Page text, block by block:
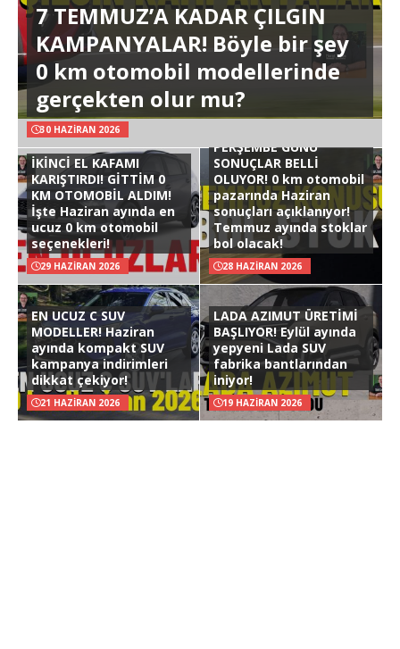
7 TEMMUZ’A KADAR ÇILGIN
KAMPANYALAR! Böyle bir şey
0 km otomobil modellerinde
gerçekten olur mu?
30 HAZIRAN 2026
İKİNCİ EL KAFAMI
KARIŞTIRDI! GİTTİM 0
KM OTOMOBİL ALDIM!
İşte Haziran ayında en
ucuz 0 km otomobil
seçenekleri!
29 HAZIRAN 2026
PERŞEMBE GÜNÜ
SONUÇLAR BELLİ
OLUYOR! 0 km otomobil
pazarında Haziran
sonuçları açıklanıyor!
Temmuz ayında stoklar
bol olacak!
28 HAZIRAN 2026
EN UCUZ C SUV
MODELLER! Haziran
ayında kompakt SUV
kampanya indirimleri
dikkat çekiyor!
21 HAZIRAN 2026
LADA AZIMUT ÜRETİMİ
BAŞLIYOR! Eylül ayında
yepyeni Lada SUV
fabrika bantlarından
iniyor!
19 HAZIRAN 2026